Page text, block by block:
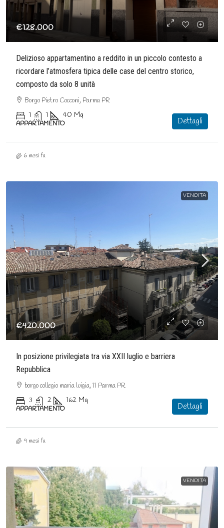
€128.000
Delizioso appartamentino a reddito in un piccolo contesto a
ricordare l’atmosfera tipica delle case del centro storico,
composto da solo 8 unità
Borgo Pietro Cocconi, Parma PR
1 1 40 Mq
APPARTAMENTO Dettagli
6 mesi fa
VENDITA
€420.000
In posizione privilegiata tra via XXII luglio e barriera
Repubblica
borgo collegio maria luigia, 11 Parma PR
3 2 162 Mq
APPARTAMENTO Dettagli
9 mesi fa
VENDITA